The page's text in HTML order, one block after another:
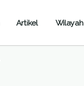
Artikel Wilayah